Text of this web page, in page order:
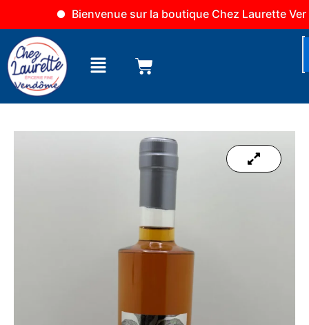
Bienvenue sur la boutique Chez Laurette
contenu
Menu